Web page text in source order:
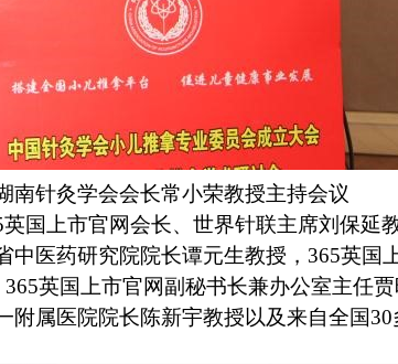
南针灸学会会长常小荣教授主持会议
国上市官网会长、世界针联主席刘保延
中医药研究院院长谭元生教授，365英国
英国上市官网副秘书长兼办公室主任
附属医院院长陈新宇教授以及来自全国30